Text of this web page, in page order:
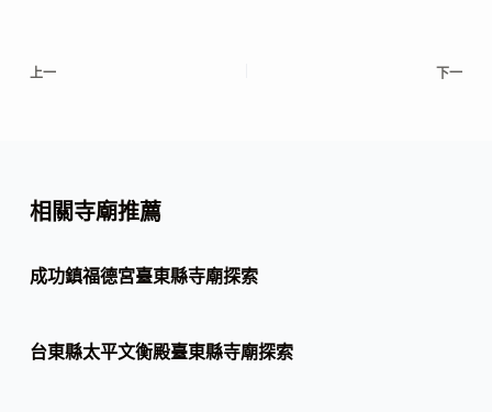
上一 下一
相關寺廟推薦
成功鎮福德宮臺東縣寺廟探索
台東縣太平文衡殿臺東縣寺廟探索